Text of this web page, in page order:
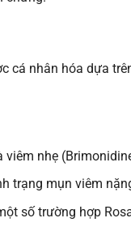
cá nhân hóa dựa
viêm nhẹ
trạng mụn viêm
số trường hợp